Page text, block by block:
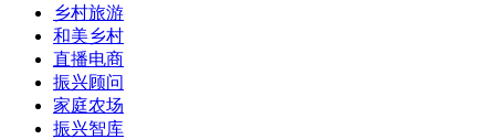
乡村旅游
和美乡村
直播电商
振兴顾问
家庭农场
振兴智库